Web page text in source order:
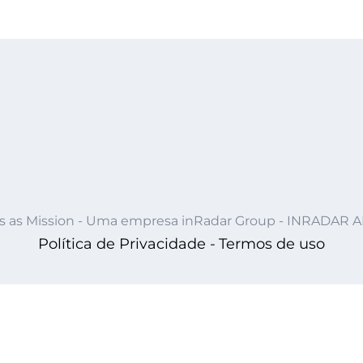
as Mission - Uma empresa inRadar Group - INRADAR
Política de Privacidade - Termos de uso